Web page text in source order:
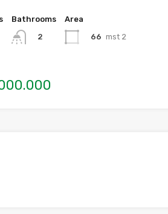
Bathrooms
2
Area
66 mst 2